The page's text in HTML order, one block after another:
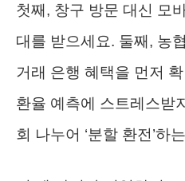
첫째, 창구 방문 대신 모
대를 받으세요. 둘째, 농
거래 은행 혜택을 먼저
환율 예측에 스트레스받
회 나누어 ‘분할 환전’하